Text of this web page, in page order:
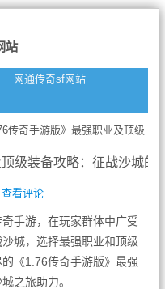
站
网通传奇sf网站
传奇手游版》最强职业及顶级
级装备攻略：征战沙城的
查看评论
手游，在玩家群体中广受
城，选择最强职业和顶级
《1.76传奇手游版》最强
之旅助力。